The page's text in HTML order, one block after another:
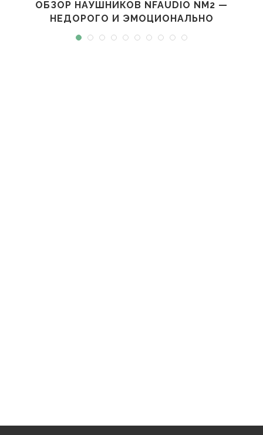
ОБЗОР НАУШНИКОВ NFAUDIO NM2 —
НЕДОРОГО И ЭМОЦИОНАЛЬНО